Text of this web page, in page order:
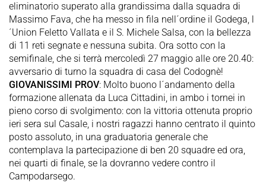
eliminatorio superato alla grandissima dalla squadra di
Massimo Fava, che ha messo in fila nell´ordine il Godega, l
´Union Feletto Vallata e il S. Michele Salsa, con la bellezza
di 11 reti segnate e nessuna subita. Ora sotto con la
semifinale, che si terrà mercoledì 27 maggio alle ore 20.40:
avversario di turno la squadra di casa del Codognè!
GIOVANISSIMI PROV: Molto buono l´andamento della
formazione allenata da Luca Cittadini, in ambo i tornei in
pieno corso di svolgimento: con la vittoria ottenuta proprio
ieri sera sul Casale, i nostri ragazzi hanno centrato il quinto
posto assoluto, in una graduatoria generale che
contemplava la partecipazione di ben 20 squadre ed ora,
nei quarti di finale, se la dovranno vedere contro il
Campodarsego.